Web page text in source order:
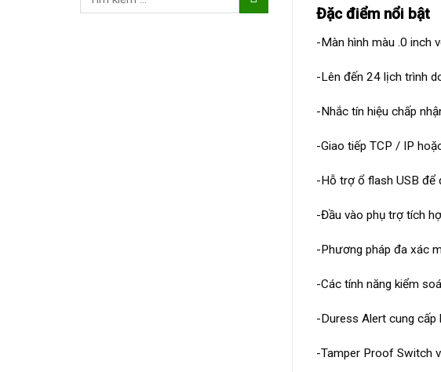
Đặc điểm nổi bật
-Màn hình màu .0 inch
-Lên đến 24 lịch trình
-Nhắc tín hiệu chấp
-Giao tiếp TCP / IP
-Hỗ trợ ổ flash USB để
-Đầu vào phụ trợ tích
-Phương pháp đa xác
-Các tính năng kiểm
-Duress Alert cung cấp
-Tamper Proof Switch